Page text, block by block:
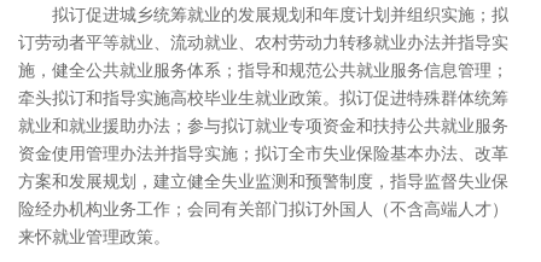
拟订促进城乡统筹就业的发展规划和年度计划并组织实施；拟
订劳动者平等就业、流动就业、农村劳动力转移就业办法并指导实
施，健全公共就业服务体系；指导和规范公共就业服务信息管理；
牵头拟订和指导实施高校毕业生就业政策。拟订促进特殊群体统筹
就业和就业援助办法；参与拟订就业专项资金和扶持公共就业服务
资金使用管理办法并指导实施；拟订全市失业保险基本办法、改革
方案和发展规划，建立健全失业监测和预警制度，指导监督失业保
险经办机构业务工作；会同有关部门拟订外国人（不含高端人才）
来怀就业管理政策。